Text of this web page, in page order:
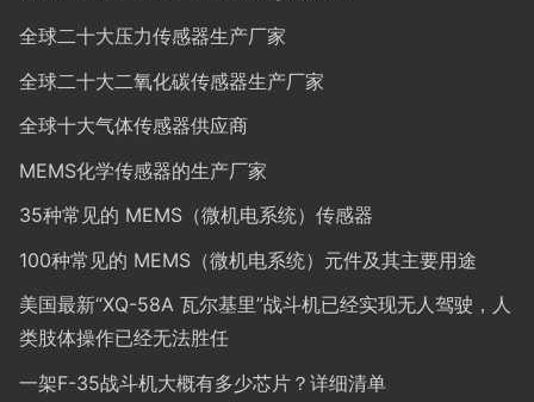
全球二十大压力传感器生产厂家
全球二十大二氧化碳传感器生产厂家
全球十大气体传感器供应商
MEMS化学传感器的生产厂家
35种常见的 MEMS（微机电系统）传感器
100种常见的 MEMS（微机电系统）元件及其主要用途
美国最新“XQ-58A 瓦尔基里”战斗机已经实现无人驾驶，人
类肢体操作已经无法胜任
一架F-35战斗机大概有多少芯片？详细清单